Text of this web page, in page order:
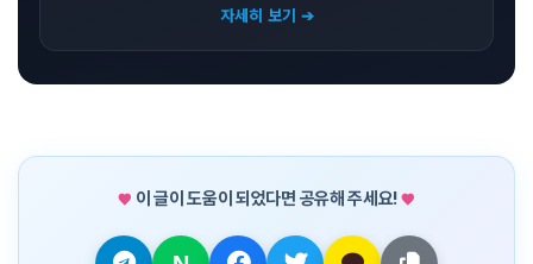
자세히 보기 ➔
이 글이 도움이 되었다면 공유해 주세요!